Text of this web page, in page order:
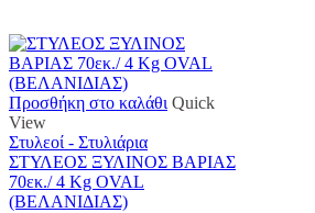
Προσθήκη στο καλάθι Quick
View
Στυλεοί - Στυλιάρια
ΣΤΥΛΕΟΣ ΞΥΛΙΝΟΣ ΒΑΡΙΑΣ
70εκ./ 4 Kg OVAL
(ΒΕΛΑΝΙΔΙΑΣ)